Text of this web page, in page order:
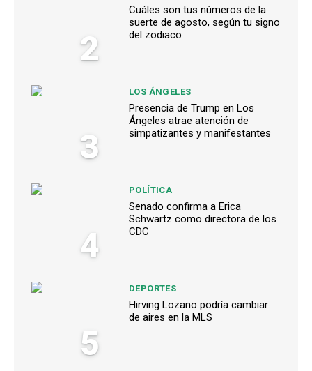
2
Cuáles son tus números de la
suerte de agosto, según tu signo
del zodiaco
3
LOS ÁNGELES
Presencia de Trump en Los
Ángeles atrae atención de
simpatizantes y manifestantes
4
POLÍTICA
Senado confirma a Erica
Schwartz como directora de los
CDC
5
DEPORTES
Hirving Lozano podría cambiar
de aires en la MLS